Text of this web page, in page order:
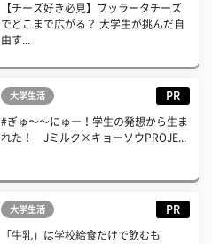
【チーズ好き必見】ブッラータチーズ
でどこまで広がる？ 大学生が挑んだ自
由す...
大学生活 PR
#ぎゅ〜〜にゅー！学生の発想から生ま
れた！ Jミルク×キョーソウPROJE...
大学生活 PR
「牛乳」は学校給食だけで飲むも